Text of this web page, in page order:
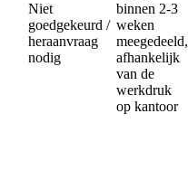
Niet
goedgekeurd /
heraanvraag
nodig
binnen 2-3
weken
meegedeeld,
afhankelijk
van de
werkdruk
op kantoor